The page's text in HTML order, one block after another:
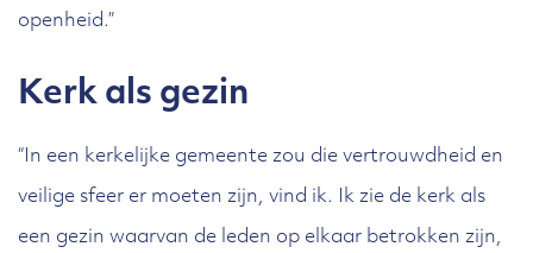
openheid.”
Kerk als gezin
“In een kerkelijke gemeente zou die vertrouwdheid en
veilige sfeer er moeten zijn, vind ik. Ik zie de kerk als
een gezin waarvan de leden op elkaar betrokken zijn,